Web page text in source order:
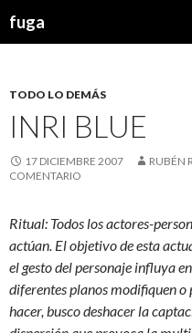
fuga
TODO LO DEMÁS
INRI BLUE
17 DICIEMBRE 2007 RUBÉN
COMENTARIO
Ritual: Todos los actores-
actúan. El objetivo de esta
el gesto del personaje influya
diferentes planos modifiquen
hacer, busco deshacer la